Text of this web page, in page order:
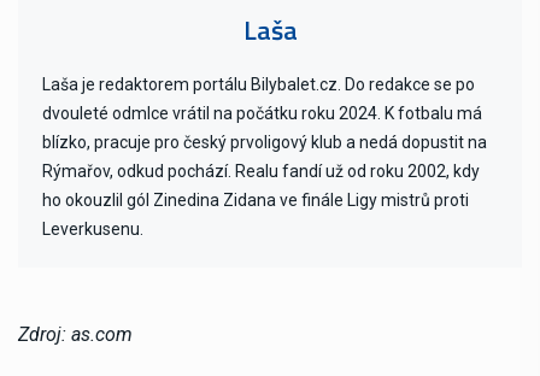
Laša
Laša je redaktorem portálu Bilybalet.cz. Do redakce se po
dvouleté odmlce vrátil na počátku roku 2024. K fotbalu má
blízko, pracuje pro český prvoligový klub a nedá dopustit na
Rýmařov, odkud pochází. Realu fandí už od roku 2002, kdy
ho okouzlil gól Zinedina Zidana ve finále Ligy mistrů proti
Leverkusenu.
Zdroj: as.com